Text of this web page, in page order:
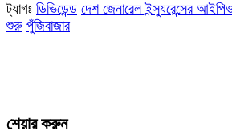
ট্যাগঃ ডিভিডেন্ড দেশ জেনারেল ইন্স্যুরেন্সের
শুরু পুঁজিবাজার
শেয়ার করুন